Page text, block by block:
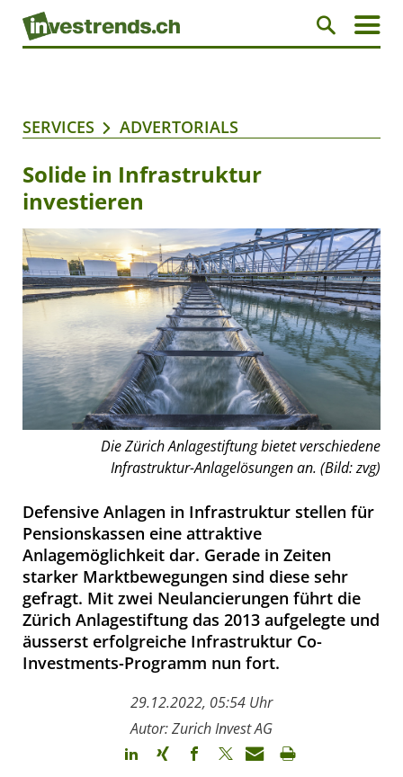
SERVICES ADVERTORIALS
Solide in Infrastruktur
investieren
Die Zürich Anlagestiftung bietet verschiedene
Infrastruktur-Anlagelösungen an. (Bild: zvg)
Defensive Anlagen in Infrastruktur stellen für
Pensionskassen eine attraktive
Anlagemöglichkeit dar. Gerade in Zeiten
starker Marktbewegungen sind diese sehr
gefragt. Mit zwei Neulancierungen führt die
Zürich Anlagestiftung das 2013 aufgelegte und
äusserst erfolgreiche Infrastruktur Co-
Investments-Programm nun fort.
29.12.2022, 05:54 Uhr
Autor: Zurich Invest AG